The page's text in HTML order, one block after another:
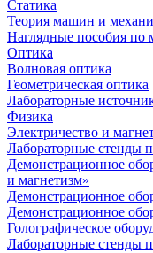
Статика
Теория машин и
Наглядные пособия по
Оптика
Волновая оптика
Геометрическая оптика
Лабораторные
Физика
Электричество и
Лабораторные стенды
Демонстрационное
и магнетизм»
Демонстрационное
Демонстрационное
Голографическое
Лабораторные стенды